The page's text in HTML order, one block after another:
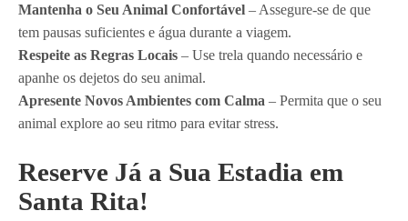
Mantenha o Seu Animal Confortável – Assegure-se de que
tem pausas suficientes e água durante a viagem.
Respeite as Regras Locais – Use trela quando necessário e
apanhe os dejetos do seu animal.
Apresente Novos Ambientes com Calma – Permita que o seu
animal explore ao seu ritmo para evitar stress.
Reserve Já a Sua Estadia em
Santa Rita!